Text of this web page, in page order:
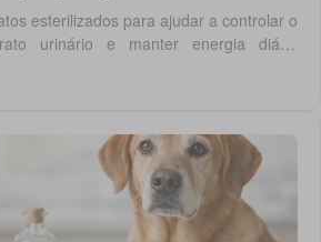
esterilizados para ajudar a controlar o
urinário e manter energia diária